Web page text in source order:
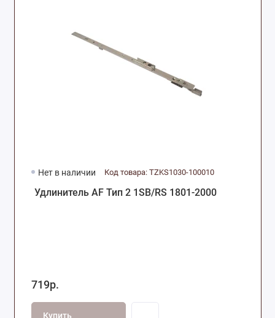
Нет в наличии Код товара: TZKS1030-100010
Удлинитель AF Тип 2 1SB/RS 1801-2000
719р.
Купить